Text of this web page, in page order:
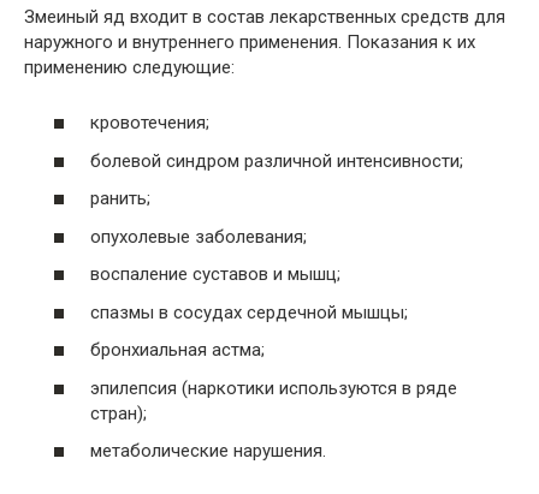
Змеиный яд входит в состав лекарственных средств для
наружного и внутреннего применения. Показания к их
применению следующие:
кровотечения;
болевой синдром различной интенсивности;
ранить;
опухолевые заболевания;
воспаление суставов и мышц;
спазмы в сосудах сердечной мышцы;
бронхиальная астма;
эпилепсия (наркотики используются в ряде
стран);
метаболические нарушения.